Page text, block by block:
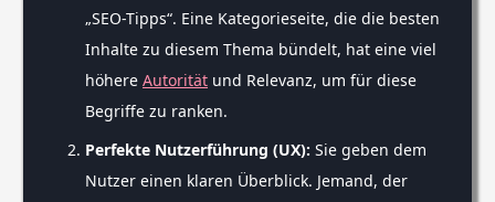
„SEO-Tipps“. Eine Kategorieseite, die die besten
Inhalte zu diesem Thema bündelt, hat eine viel
höhere Autorität und Relevanz, um für diese
Begriffe zu ranken.
Perfekte Nutzerführung (UX): Sie geben dem
Nutzer einen klaren Überblick. Jemand, der